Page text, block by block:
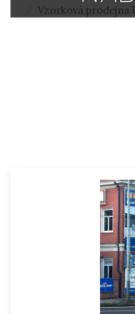
Vzorková prodejna